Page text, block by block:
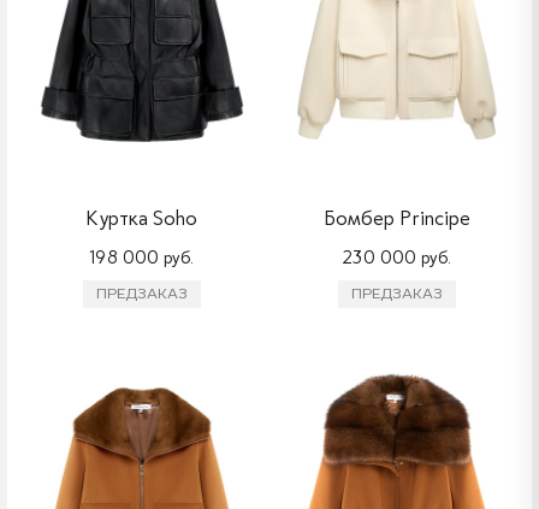
Куртка Soho
198 000 руб.
ПРЕДЗАКАЗ
Бомбер Principe
230 000 руб.
ПРЕДЗАКАЗ